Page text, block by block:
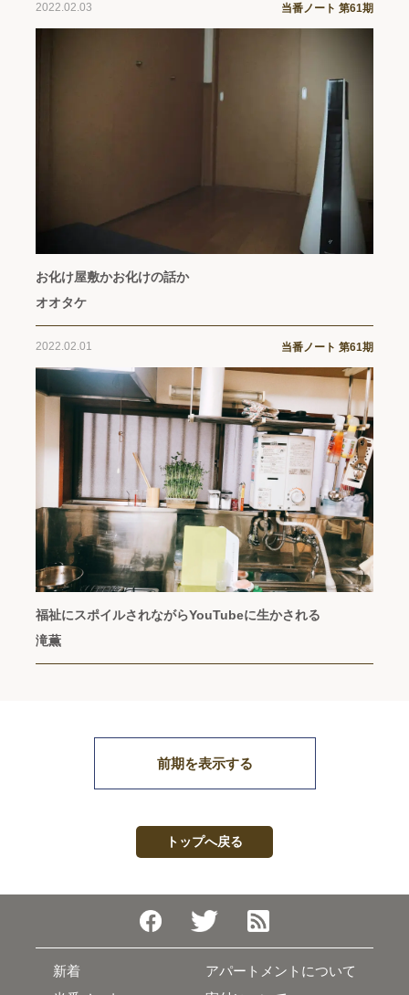
2022.02.03 当番ノート 第61期
お化け屋敷かお化けの話か
オオタケ
2022.02.01 当番ノート 第61期
福祉にスポイルされながらYouTubeに生かされる
滝薫
前期を表示する
トップへ戻る
新着
アパートメントについて